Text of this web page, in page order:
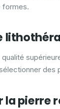
formes.
pierre